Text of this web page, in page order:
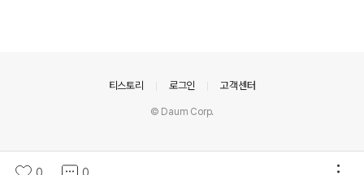
티스토리 로그인 고객센터
© Daum Corp.